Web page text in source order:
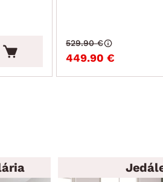
449.90 €
529.90 €